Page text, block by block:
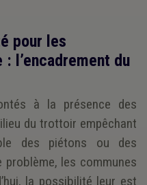
pour les
l’encadrement du
à la présence des
du trottoir empêchant
des piétons ou des
les communes
la possibilité leur est